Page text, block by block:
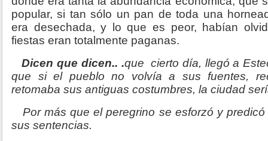
popular, si tan sólo un pan de toda una
era desechada, y lo que es peor, habían
fiestas eran totalmente paganas.
Dicen que dicen.. .que cierto día, llegó a
que si el pueblo no volvía a sus fuentes,
retomaba sus antiguas costumbres, la ciudad
Por más que el peregrino se esforzó y
sus sentencias.